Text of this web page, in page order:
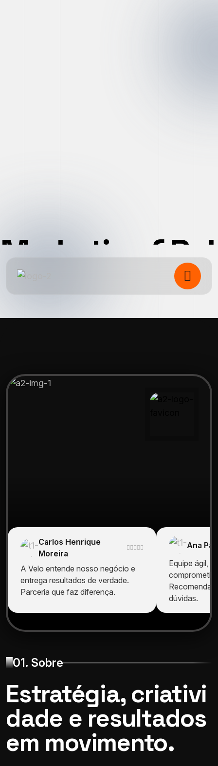
Marketing &
Carlos Henrique
Moreira
A Velo entende nosso negócio e
entrega resultados de verdade.
Parceria que faz diferença.
Ana
Equipe ágil,
dúvidas.
01. Sobre
Estratégia, criativi
dade e resultados
em movimento.